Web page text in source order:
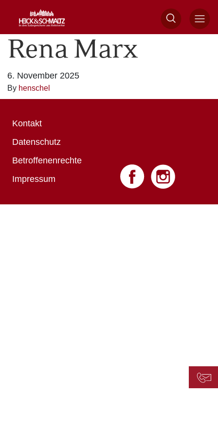
Rena Marx
6. November 2025
By henschel
Kontakt
Datenschutz
Betroffenenrechte
Impressum